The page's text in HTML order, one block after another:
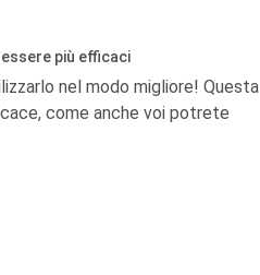
più efficaci
nel modo migliore! Questa
come anche voi potrete